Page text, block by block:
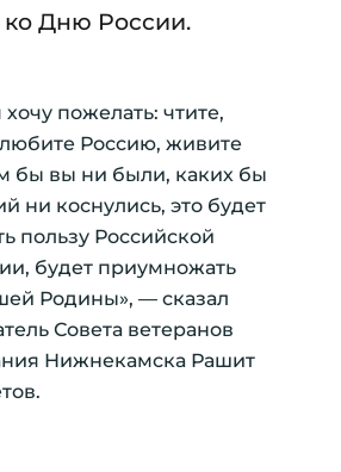
Дню России.
пожелать: чтите,
Россию, живите
бы вы ни были, каких бы
ни коснулись, это будет
пользу Российской
будет приумножать
Родины», — сказал
Совета ветеранов
Нижнекамска Рашит